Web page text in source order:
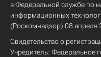
в Федеральной службе по
информационных
(Роскомнадзор) 08 апреля
Свидетельство о
Учредитель: Федеральное